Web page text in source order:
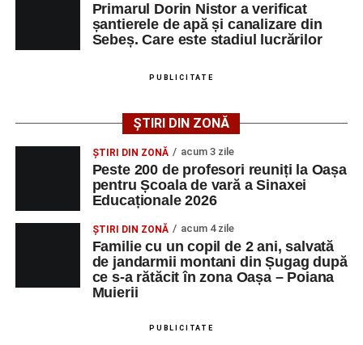
Primul concert din cadrul String Symphonic Camp
2026 a adus emoție și aplauze la Sebeș
au venit la Sebeș și au susținut un recital apreciat de
tinerilor muzicieni și munca depusă în cadrul taberei, iar
spectatorii au răsplătit prestațiile cu aplauze îndelungate.
Primarul Dorin Nistor a verificat
șantierele de apă și canalizare din
Sebeș. Care este stadiul lucrărilor
PUBLICITATE
ȘTIRI DIN ZONĂ
ȘTIRI DIN ZONĂ acum 3 zile
Peste 200 de profesori reuniți la Oașa
pentru Școala de vară a Sinaxei
Educaționale 2026
ȘTIRI DIN ZONĂ acum 4 zile
Familie cu un copil de 2 ani, salvată
de jandarmii montani din Șugag după
ce s-a rătăcit în zona Oașa – Poiana
Muierii
PUBLICITATE